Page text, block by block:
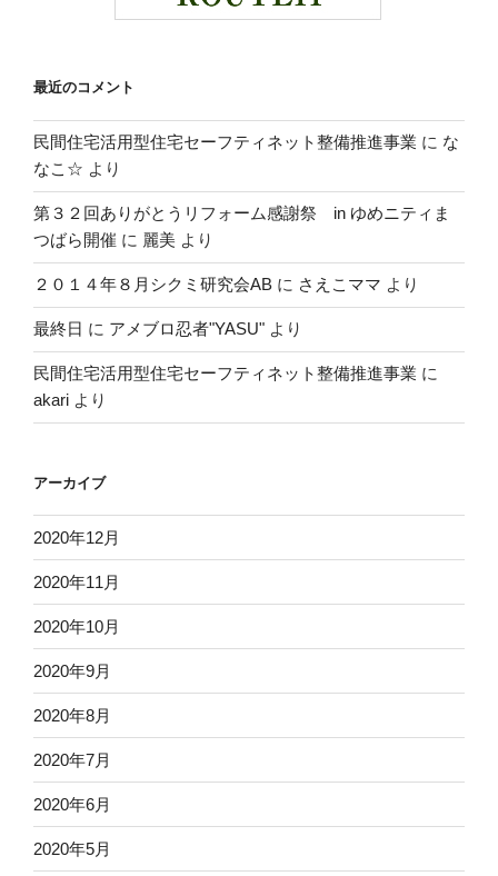
最近のコメント
民間住宅活用型住宅セーフティネット整備推進事業 に な
なこ☆ より
第３２回ありがとうリフォーム感謝祭 in ゆめニティま
つばら開催 に 麗美 より
２０１４年８月シクミ研究会AB に さえこママ より
最終日 に アメブロ忍者"YASU" より
民間住宅活用型住宅セーフティネット整備推進事業 に
akari より
アーカイブ
2020年12月
2020年11月
2020年10月
2020年9月
2020年8月
2020年7月
2020年6月
2020年5月